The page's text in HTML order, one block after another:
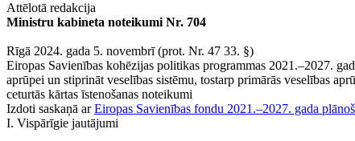
Attēlotā redakcija
Ministru kabineta noteikumi Nr. 704
Rīgā 2024. gada 5. novembrī (prot. Nr. 47 33. §)
Eiropas Savienības kohēzijas politikas programmas 2021.–2027.
aprūpei un stiprināt veselības sistēmu, tostarp primārās veselības
ceturtās kārtas īstenošanas noteikumi
Izdoti saskaņā arEiropas Savienības fondu 2021.–2027. gada
I. Vispārīgie jautājumi